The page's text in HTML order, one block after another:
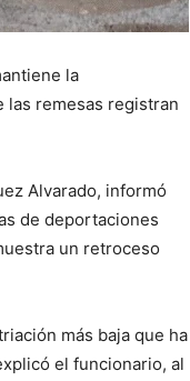
la
las remesas registran
Alvarado, informó
de deportaciones
un retroceso
más baja que ha
el funcionario, al